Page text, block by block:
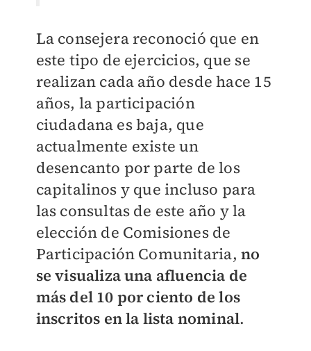
La consejera reconoció que en
este tipo de ejercicios, que se
realizan cada año desde hace 15
años, la participación
ciudadana es baja, que
actualmente existe un
desencanto por parte de los
capitalinos y que incluso para
las consultas de este año y la
elección de Comisiones de
Participación Comunitaria, no
se visualiza una afluencia de
más del 10 por ciento de los
inscritos en la lista nominal.